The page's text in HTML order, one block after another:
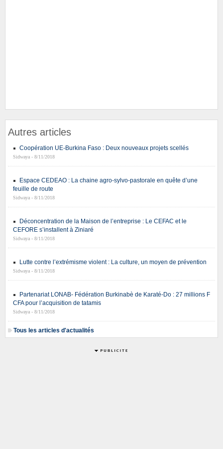
Autres articles
Coopération UE-Burkina Faso : Deux nouveaux projets scellés
Sidwaya - 8/11/2018
Espace CEDEAO : La chaine agro-sylvo-pastorale en quête d’une
feuille de route
Sidwaya - 8/11/2018
Déconcentration de la Maison de l’entreprise : Le CEFAC et le
CEFORE s’installent à Ziniaré
Sidwaya - 8/11/2018
Lutte contre l’extrémisme violent : La culture, un moyen de prévention
Sidwaya - 8/11/2018
Partenariat LONAB- Fédération Burkinabè de Karaté-Do : 27 millions F
CFA pour l’acquisition de tatamis
Sidwaya - 8/11/2018
Tous les articles d'actualités